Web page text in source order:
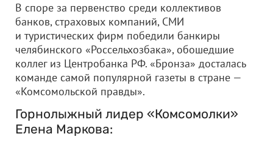
В споре за первенство среди коллективов
банков, страховых компаний, СМИ
и туристических фирм победили банкиры
челябинского «Россельхозбака», обошедшие
коллег из Центробанка РФ. «Бронза» досталась
команде самой популярной газеты в стране —
«Комсомольской правды».
Горнолыжный лидер «Комсомолки»
Елена Маркова: